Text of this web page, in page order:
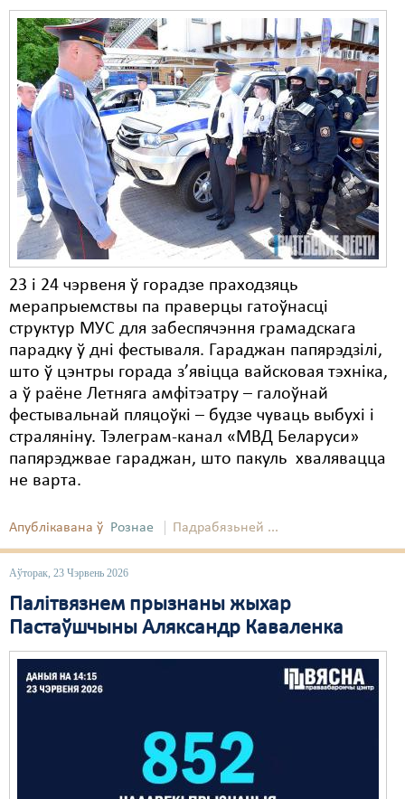
23 і 24 чэрвеня ў горадзе праходзяць
мерапрыемствы па праверцы гатоўнасці
структур МУС для забеспячэння грамадскага
парадку ў дні фестываля. Гараджан папярэдзілі,
што ў цэнтры горада з’явіцца вайсковая тэхніка,
а ў раёне Летняга амфітэатру – галоўнай
фестывальнай пляцоўкі – будзе чуваць выбухі і
страляніну. Тэлеграм-канал «МВД Беларуси»
папярэджвае гараджан, што пакуль хвалявацца
не варта.
Апублікавана ў Рознае Падрабязьней ...
Аўторак, 23 Чэрвень 2026
Палітвязнем прызнаны жыхар
Пастаўшчыны Аляксандр Каваленка